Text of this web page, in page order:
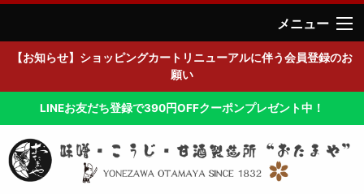
メニュー
【お知らせ】ショッピングカートリニューアルに伴う会員登録のお
願い
LINEお友だち登録で390円OFFクーポンプレゼント中！